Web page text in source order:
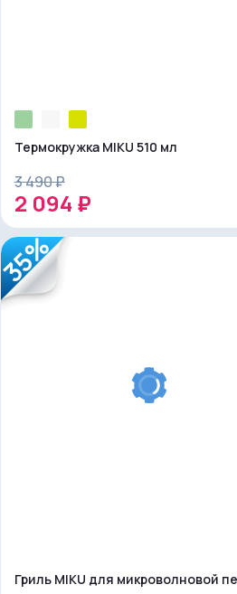
Термокружка MIKU 510 мл
3 490 ₽
2 094 ₽
35%
Гриль MIKU для микроволновой